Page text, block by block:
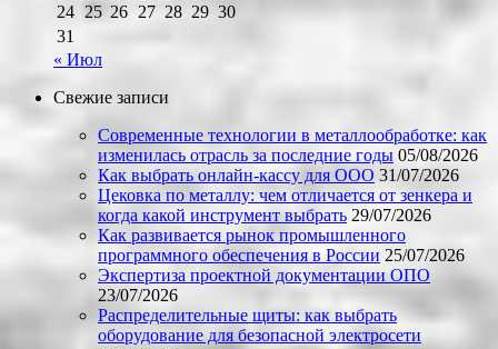
24 25 26 27 28 29 30
31
« Июл
Свежие записи
Современные технологии в металлообработке: как
изменилась отрасль за последние годы 05/08/2026
Как выбрать онлайн-кассу для ООО 31/07/2026
Цековка по металлу: чем отличается от зенкера и
когда какой инструмент выбрать 29/07/2026
Как развивается рынок промышленного
программного обеспечения в России 25/07/2026
Экспертиза проектной документации ОПО
23/07/2026
Распределительные щиты: как выбрать
оборудование для безопасной электросети